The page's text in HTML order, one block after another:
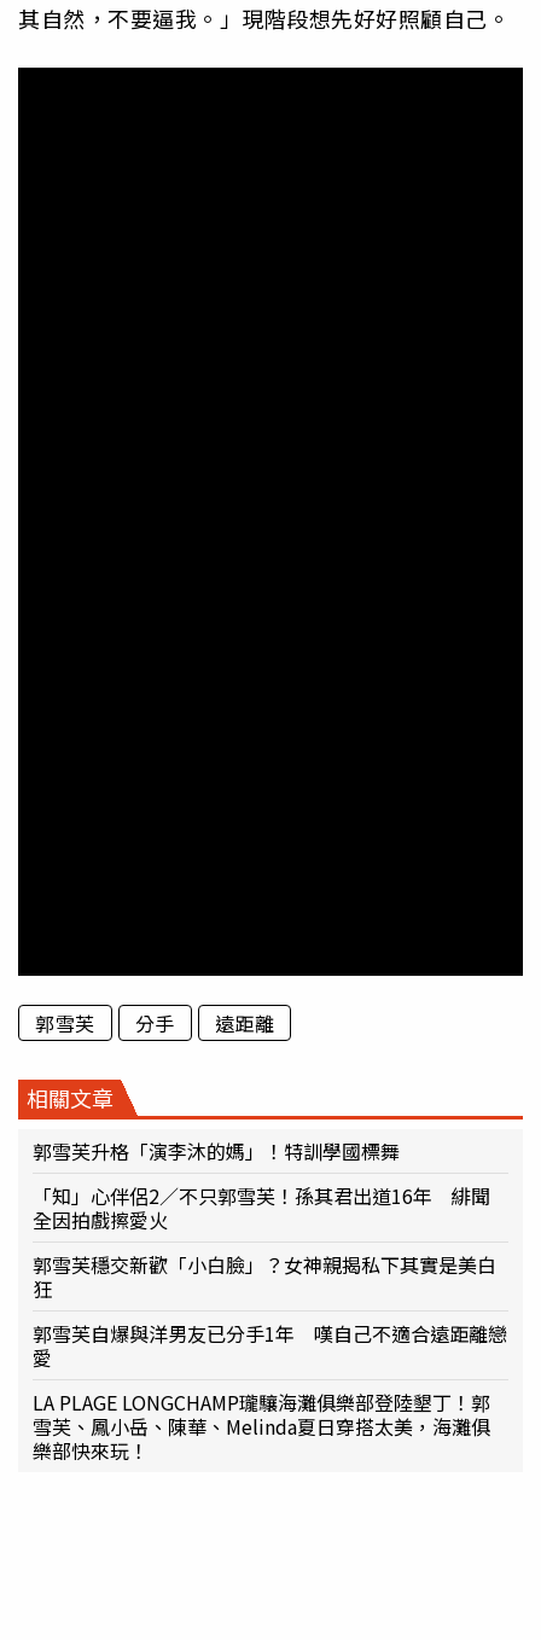
其自然，不要逼我。」現階段想先好好照顧自己。
郭雪芙 分手 遠距離
相關文章
郭雪芙升格「演李沐的媽」！特訓學國標舞
「知」心伴侶2／不只郭雪芙！孫其君出道16年 緋聞
全因拍戲擦愛火
郭雪芙穩交新歡「小白臉」？女神親揭私下其實是美白
狂
郭雪芙自爆與洋男友已分手1年 嘆自己不適合遠距離戀
愛
LA PLAGE LONGCHAMP瓏驤海灘俱樂部登陸墾丁！郭
雪芙、鳳小岳、陳華、Melinda夏日穿搭太美，海灘俱
樂部快來玩！